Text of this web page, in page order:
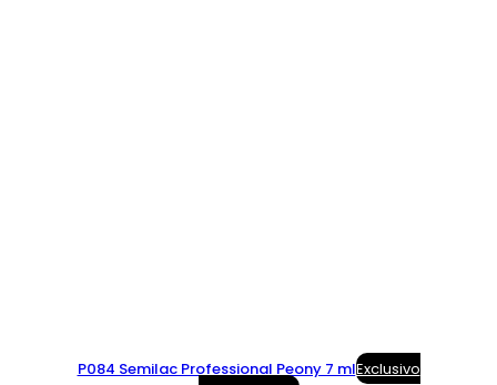
P084 Semilac Professional Peony 7 mlExclusivo